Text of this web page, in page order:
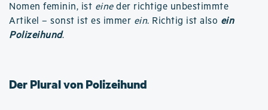
Nomen feminin, ist eineder richtige unbestimmte
Artikel – sonst ist es immer ein. Richtig ist also ein
Polizeihund.
Der Plural von Polizeihund